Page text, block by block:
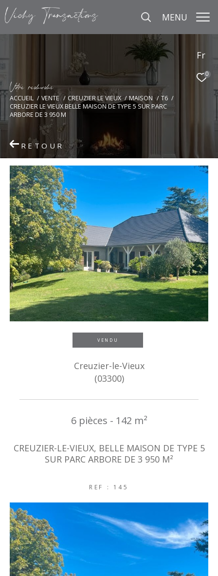
Fr
0
MENU
Vore recece
ACCUEIL VENTE CREUZIER LE VIEUX MAISON
T6
CREUZIER LE VIEUX BELLE MAISON DE TYPE 5 SUR PARC
ARBORE DE 3 950 M
RETOUR
VENDU
Creuzier-le-Vieux
(03300)
6 pièces - 142 m²
CREUZIER-LE-VIEUX, BELLE MAISON DE TYPE 5
SUR PARC ARBORE DE 3 950 M²
REF : 145